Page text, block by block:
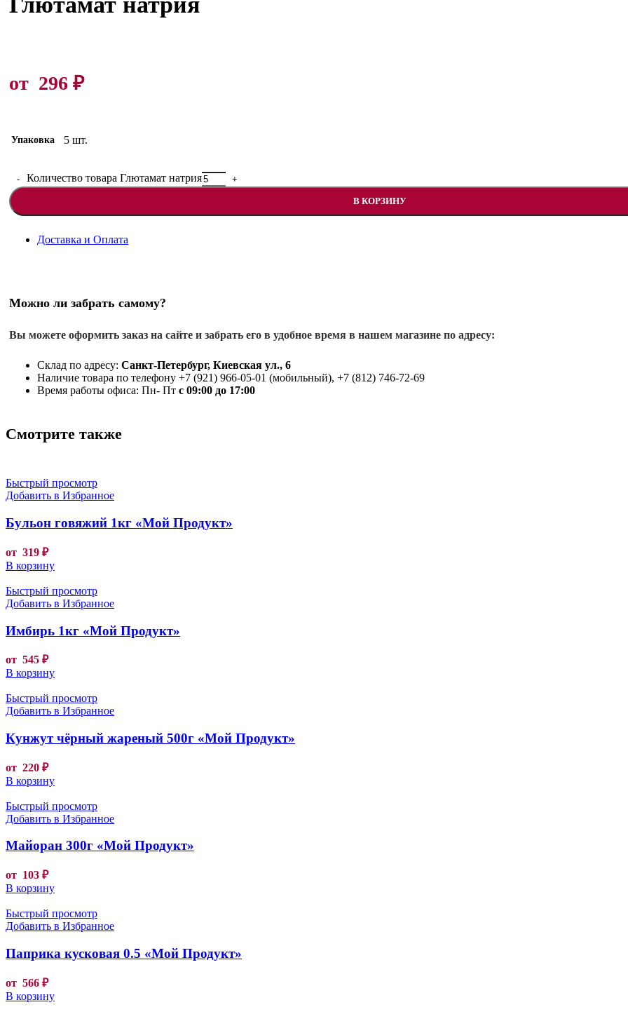
от 296 ₽
Упаковка 5 шт.
Количество товара Глютамат натрия
В КОРЗИНУ
Доставка и Оплата
Можно ли забрать самому?
Вы можете оформить заказ на сайте и забрать его в удобное время в нашем магазине по адресу:
Склад по адресу: Санкт-Петербург, Киевская ул., 6
Наличие товара по телефону +7 (921) 966-05-01 (мобильный), +7 (812) 746-72-69
Время работы офиса: Пн- Пт с 09:00 до 17:00
Смотрите также
Быстрый просмотр
Добавить в Избранное
Бульон говяжий 1кг «Мой Продукт»
от 319 ₽
В корзину
Быстрый просмотр
Добавить в Избранное
Имбирь 1кг «Мой Продукт»
от 545 ₽
В корзину
Быстрый просмотр
Добавить в Избранное
Кунжут чёрный жареный 500г «Мой Продукт»
от 220 ₽
В корзину
Быстрый просмотр
Добавить в Избранное
Майоран 300г «Мой Продукт»
от 103 ₽
В корзину
Быстрый просмотр
Добавить в Избранное
Паприка кусковая 0.5 «Мой Продукт»
от 566 ₽
В корзину